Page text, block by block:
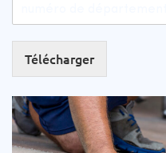
Télécharger